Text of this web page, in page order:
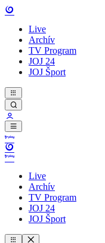
Live
Archív
TV Program
JOJ 24
JOJ Šport
Live
Archív
TV Program
JOJ 24
JOJ Šport